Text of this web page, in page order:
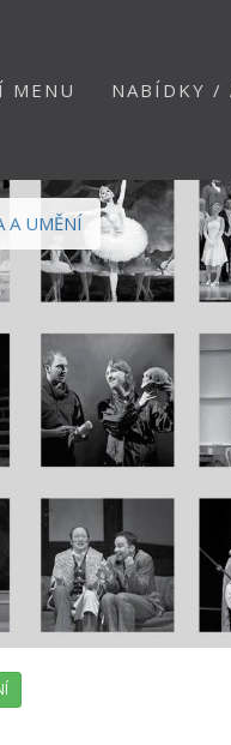
MENU NABÍDKY /
A UMĚNÍ